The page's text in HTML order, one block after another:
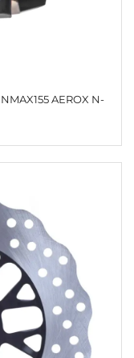
NMAX155 AEROX N-